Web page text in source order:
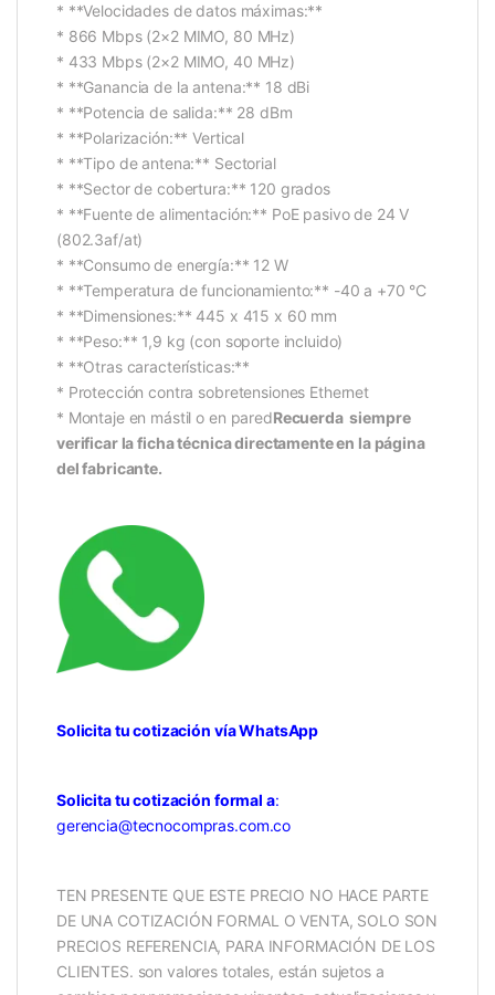
* **Velocidades de datos máximas:**
* 866 Mbps (2×2 MIMO, 80 MHz)
* 433 Mbps (2×2 MIMO, 40 MHz)
* **Ganancia de la antena:** 18 dBi
* **Potencia de salida:** 28 dBm
* **Polarización:** Vertical
* **Tipo de antena:** Sectorial
* **Sector de cobertura:** 120 grados
* **Fuente de alimentación:** PoE pasivo de 24 V
(802.3af/at)
* **Consumo de energía:** 12 W
* **Temperatura de funcionamiento:** -40 a +70 °C
* **Dimensiones:** 445 x 415 x 60 mm
* **Peso:** 1,9 kg (con soporte incluido)
* **Otras características:**
* Protección contra sobretensiones Ethernet
* Montaje en mástil o en paredRecuerda siempre
verificar la ficha técnica directamente en la página
del fabricante.
Solicita tu cotización vía WhatsApp
Solicita tu cotización formal a:
gerencia@tecnocompras.com.co
TEN PRESENTE QUE ESTE PRECIO NO HACE PARTE
DE UNA COTIZACIÓN FORMAL O VENTA, SOLO SON
PRECIOS REFERENCIA, PARA INFORMACIÓN DE LOS
CLIENTES. son valores totales, están sujetos a